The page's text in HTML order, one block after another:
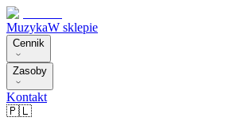
MuzykaW sklepie
Cennik
Zasoby
Kontakt
🇵🇱